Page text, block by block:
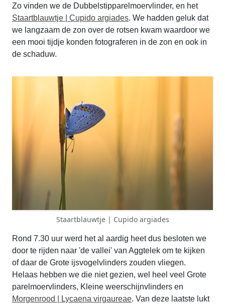
Zo vinden we de Dubbelstipparelmoervlinder, en het
Staartblauwtje | Cupido argiades. We hadden geluk dat
we langzaam de zon over de rotsen kwam waardoor we
een mooi tijdje konden fotograferen in de zon en ook in
de schaduw.
Staartblauwtje | Cupido argiades
Rond 7.30 uur werd het al aardig heet dus besloten we
door te rijden naar 'de vallei' van Aggtelek om te kijken
of daar de Grote ijsvogelvlinders zouden vliegen.
Helaas hebben we die niet gezien, wel heel veel Grote
parelmoervlinders, Kleine weerschijnvlinders en
Morgenrood | Lycaena virgaureae. Van deze laatste lukt